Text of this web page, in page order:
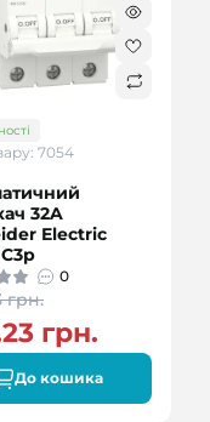
7054
32A
Electric
0
грн.
грн.
До кошика